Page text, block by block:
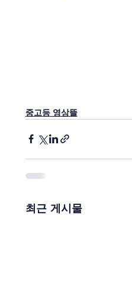
중고등 영상뜰
최근 게시물